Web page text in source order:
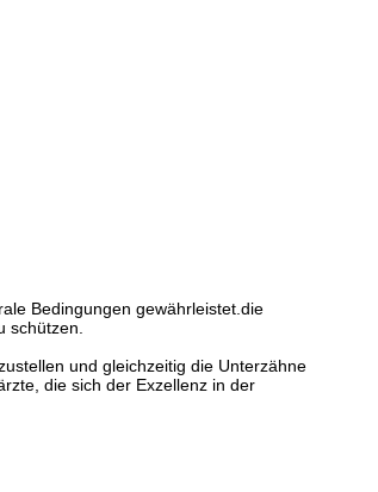
Bedingungen gewährleistet.die
schützen.
und gleichzeitig die Unterzähne
die sich der Exzellenz in der